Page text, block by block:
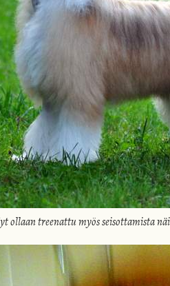
ollaan treenattu myös seisottamista